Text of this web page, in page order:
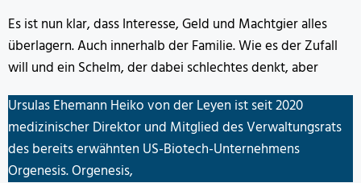
Es ist nun klar, dass Interesse, Geld und Machtgier alles
überlagern. Auch innerhalb der Familie. Wie es der Zufall
will und ein Schelm, der dabei schlechtes denkt, aber
Ursulas Ehemann Heiko von der Leyen ist seit 2020
medizinischer Direktor und Mitglied des Verwaltungsrats
des bereits erwähnten US-Biotech-Unternehmens
Orgenesis. Orgenesis,